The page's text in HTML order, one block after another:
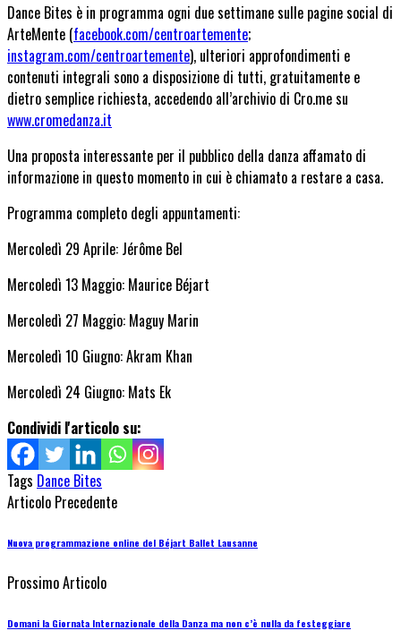
Dance Bites è in programma ogni due settimane sulle pagine social di
ArteMente (facebook.com/centroartemente;
instagram.com/centroartemente), ulteriori approfondimenti e
contenuti integrali sono a disposizione di tutti, gratuitamente e
dietro semplice richiesta, accedendo all’archivio di Cro.me su
www.cromedanza.it
Una proposta interessante per il pubblico della danza affamato di
informazione in questo momento in cui è chiamato a restare a casa.
Programma completo degli appuntamenti:
Mercoledì 29 Aprile: Jérôme Bel
Mercoledì 13 Maggio: Maurice Béjart
Mercoledì 27 Maggio: Maguy Marin
Mercoledì 10 Giugno: Akram Khan
Mercoledì 24 Giugno: Mats Ek
Condividi l'articolo su:
Tags Dance Bites
Articolo Precedente
Nuova programmazione online del Béjart Ballet Lausanne
Prossimo Articolo
Domani la Giornata Internazionale della Danza ma non c’è nulla da festeggiare